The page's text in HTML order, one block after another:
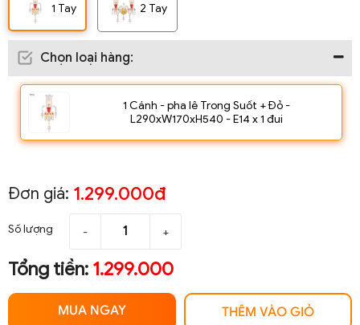
1 Tay 2 Tay
Chọn loại hàng:
1 Cánh - pha lê Trong Suốt + Đỏ -
L290xW170xH540 - E14 x 1 đui
Đơn giá: 1.299.000đ
Số lượng - +
Tổng tiền: 1.299.000
MUA NGAY THÊM VÀO GIỎ